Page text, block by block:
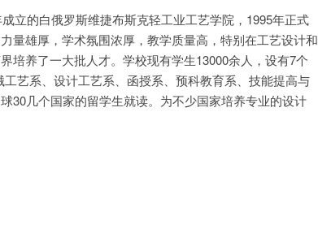
立的白俄罗斯维捷布斯克轻工业工艺学院，1995年正式
量雄厚，学术氛围浓厚，教学质量高，特别在工艺设计和
培养了一大批人才。学校现有学生13000余人，设有7个
艺系、设计工艺系、函授系、预科教育系、技能提高与
30几个国家的留学生就读。为不少国家培养专业的设计